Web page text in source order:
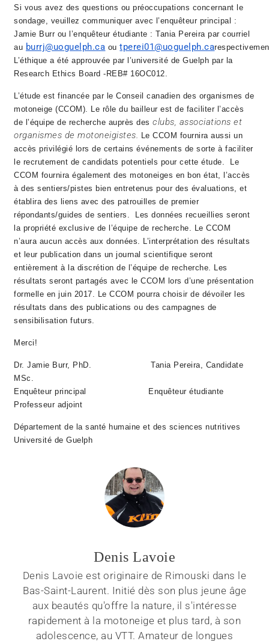
Si vous avez des questions ou préoccupations concernant le
sondage, veuillez communiquer avec l’enquêteur principal :
Jamie Burr ou l’enquêteur étudiante : Tania Pereira par courriel
au burrj@uoguelph.ca outperei01@uoguelph.ca
L’éthique a été approuvée par l’université de Guelph par la
Research Ethics Board -REB#16OC012.
L’étude est financée par le Conseil canadien des organismes de
motoneige (CCOM). Le rôle du bailleur est de faciliter l’accès
de l’équipe de recherche auprès desclubs, associations et
organismes de motoneigistes. Le CCOM fournira aussi un
accès privilégié lors de certains événements de sorte à faciliter
le recrutement de candidats potentiels pour cette étude. Le
CCOM fournira également des motoneiges en bon état, l’accès
à des sentiers/pistes bien entretenus pour des évaluations, et
établira des liens avec des patrouilles de premier
répondants/guides de sentiers. Les données recueillies seront
la propriété exclusive de l’équipe de recherche. Le CCOM
n’aura aucun accès aux données. L’interprétation des résultats
et leur publication dans un journal scientifique seront
entièrement à la discrétion de l’équipe de recherche. Les
résultats seront partagés avec le CCOM lors d’une présentation
formelle en juin 2017. Le CCOM pourra choisir de dévoiler les
résultats dans des publications ou des campagnes de
sensibilisation futurs.
Merci!
Dr. Jamie Burr, PhD.
Tania Pereira, Candidate
MSc.
Enquêteur principal
Enquêteur étudiante
Professeur adjoint
Département de la santé humaine et des sciences nutritives
Université de Guelph
Denis Lavoie
Denis Lavoie est originaire de Rimouski dans le
Bas-Saint-Laurent. Initié dès son plus jeune âge
aux beautés qu'offre la nature, il s'intéresse
rapidement à la motoneige et plus tard, à son
adolescence, au VTT. Amateur de longues